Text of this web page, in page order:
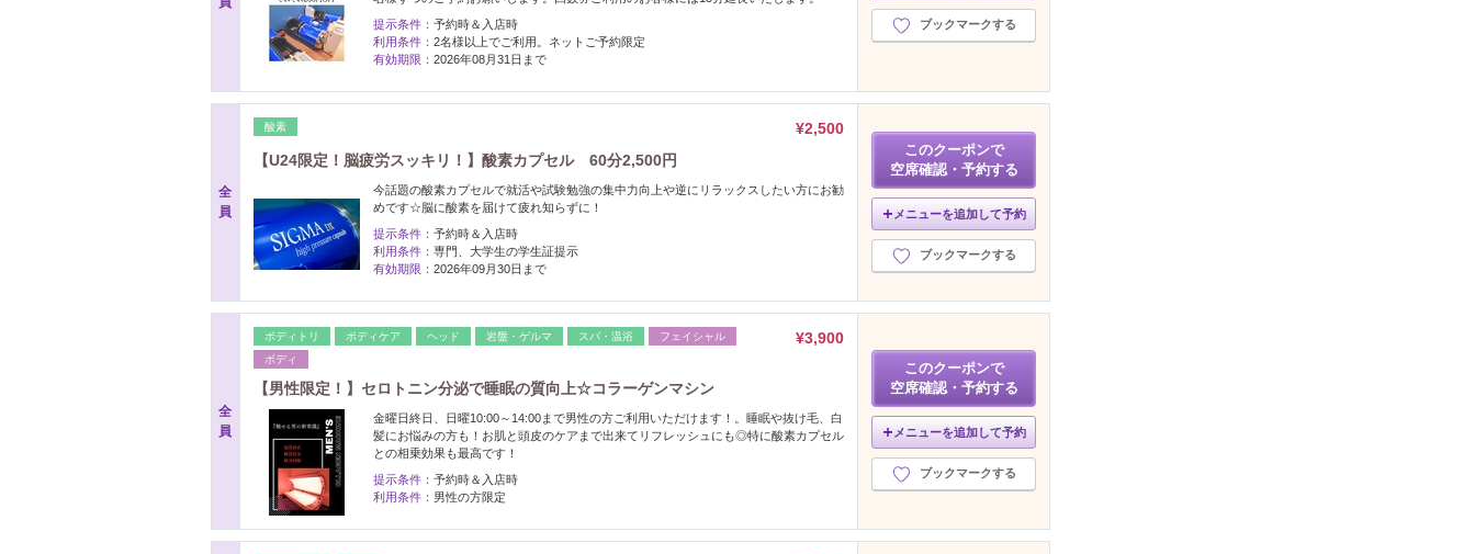
提示条件： 予約時＆入店時
利用条件： 2名様以上でご利用。ネットご予約限定
有効期限： 2026年08月31日まで
ブックマークする
全
員
酸素
¥2,500
【U24限定！脳疲労スッキリ！】酸素カプセル 60分2,500円
今話題の酸素カプセルで就活や試験勉強の集中力向上や逆にリラックスしたい方にお勧
めです☆脳に酸素を届けて疲れ知らずに！
提示条件： 予約時＆入店時
利用条件： 専門、大学生の学生証提示
有効期限： 2026年09月30日まで
このクーポンで
空席確認・予約する
メニューを追加して予約
ブックマークする
全
員
ボディトリ ボディケア ヘッド 岩盤・ゲルマ スパ・温浴
フェイシャル
ボディ
¥3,900
【男性限定！】セロトニン分泌で睡眠の質向上☆コラーゲンマシン
金曜日終日、日曜10:00～14:00まで男性の方ご利用いただけます！。睡眠や抜け毛、白
髪にお悩みの方も！お肌と頭皮のケアまで出来てリフレッシュにも◎特に酸素カプセル
との相乗効果も最高です！
提示条件： 予約時＆入店時
利用条件： 男性の方限定
このクーポンで
空席確認・予約する
メニューを追加して予約
ブックマークする